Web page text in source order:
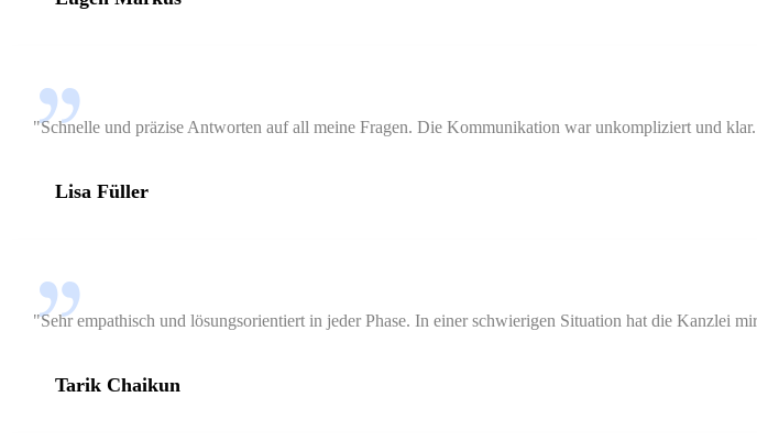
"Schnelle und präzise Antworten auf all meine Fragen. Die Kommunikation war unkompliziert und
Lisa Füller
"Sehr empathisch und lösungsorientiert in jeder Phase. In einer schwierigen Situation hat die Kanzlei
Tarik Chaikun